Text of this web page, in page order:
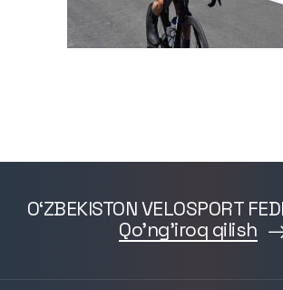
O‘ZBEKISTON VELOSPORT
Qo'ng'iroq qilish